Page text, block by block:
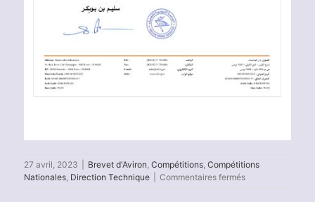
27 avril, 2023 Brevet d'Aviron, Compétitions, Compétitions
Nationales, Direction Technique Commentaires ferméssur